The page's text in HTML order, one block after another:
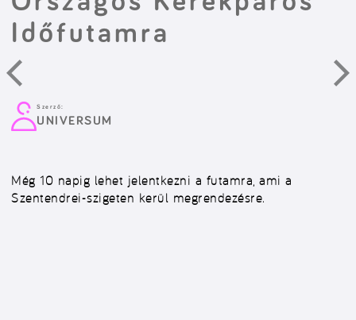
Időfutamra
Szerző:
UNIVERSUM
Még 10 napig lehet jelentkezni a futamra, ami a
Szentendrei-szigeten kerül megrendezésre.